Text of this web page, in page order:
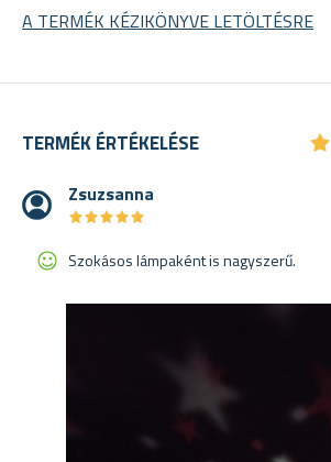
A TERMÉK KÉZIKÖNYVE LETÖLTÉSRE
TERMÉK ÉRTÉKELÉSE ★
★
Zsuzsanna
★★★★★
★★★★★
Szokásos lámpaként is nagyszerű.